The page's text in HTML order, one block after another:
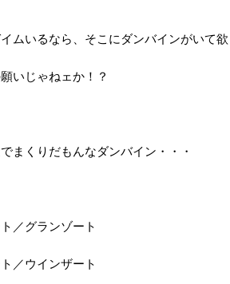
ムいるなら、そこにダンバインがいて
いじゃねェか！？
まくりだもんなダンバイン・・・
／グランゾート
／ウインザート